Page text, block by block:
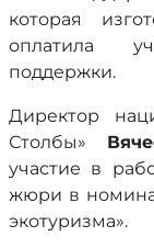
которая
оплатила
поддержки.
Директор
Столбы»
участие в
жюри в
экотуризма».